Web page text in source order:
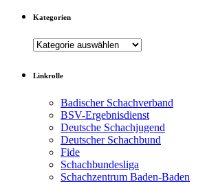
Kategorien
Kategorien
Linkrolle
Badischer Schachverband
BSV-Ergebnisdienst
Deutsche Schachjugend
Deutscher Schachbund
Fide
Schachbundesliga
Schachzentrum Baden-Baden